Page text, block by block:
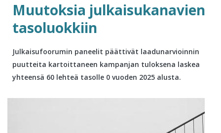
Muutoksia julkaisukanavien
tasoluokkiin
Julkaisufoorumin paneelit päättivät laadunarvioinnin
puutteita kartoittaneen kampanjan tuloksena laskea
yhteensä 60 lehteä tasolle 0 vuoden 2025 alusta.